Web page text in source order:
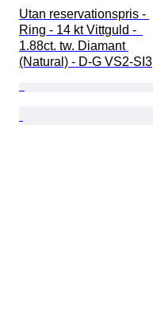
Utan reservationspris -
Ring - 14 kt Vittguld -
1.88ct. tw. Diamant
(Natural) - D-G VS2-SI3